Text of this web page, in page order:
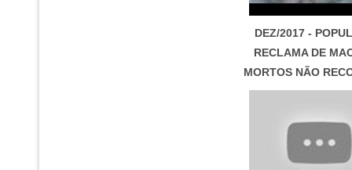
DEZ/2017 -
RECLAMA DE
MORTOS NÃO